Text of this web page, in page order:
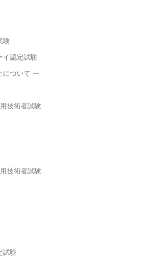
験
イ認定試験
について ー
技術者試験
技術者試験
試験